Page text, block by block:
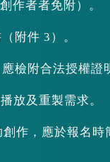
作者者免附）。
附件 3）。
檢附合法授權
放及重製需求。
作，應於報名時